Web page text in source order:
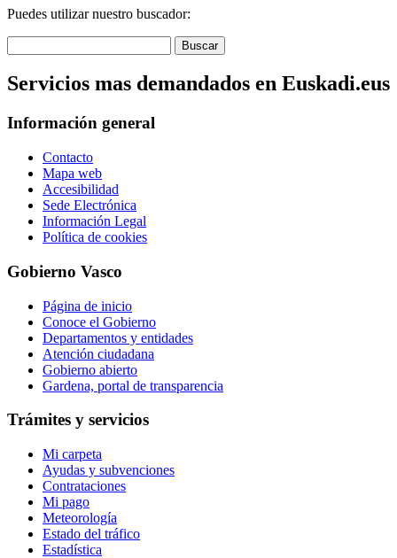
Puedes utilizar nuestro buscador:
Servicios mas demandados en Euskadi.eus
Información general
Contacto
Mapa web
Accesibilidad
Sede Electrónica
Información Legal
Política de cookies
Gobierno Vasco
Página de inicio
Conoce el Gobierno
Departamentos y entidades
Atención ciudadana
Gobierno abierto
Gardena, portal de transparencia
Trámites y servicios
Mi carpeta
Ayudas y subvenciones
Contrataciones
Mi pago
Meteorología
Estado del tráfico
Estadística